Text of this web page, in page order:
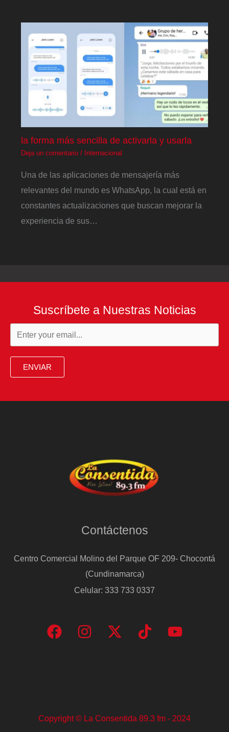
la forma más sencilla de activarla y usarla
Deja un comentario / Internacional
Una de las aplicaciones de mensajería más
relevantes del mundo es WhatsApp, la cual está en
constantes actualizaciones que buscan mejorar la
experiencia de sus…
Suscríbete a Nuestras Noticias
ENVIAR
Contáctenos
Centro Comercial Molino del Parque OF 209- Chocontá
(Cundinamarca)
Celular: 333 733 0337
Copyright © La Consentida 89.3 fm - 2024